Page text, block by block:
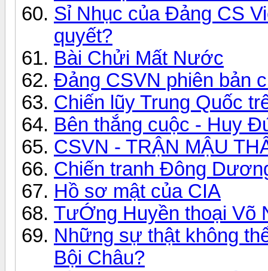
Sỉ Nhục của Đảng CS
quyết?
Bài Chửi Mất Nước
Đảng CSVN phiên bản
Chiến lũy Trung Quốc
Bên thắng cuộc - Huy
CSVN - TRẬN MẬU
Chiến tranh Đông
Hồ sơ mật của CIA
TưỚng Huyền thoại Võ
Những sự thật không
Bội Châu?